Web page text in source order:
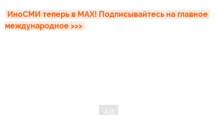
ИноСМИ теперь в MAX! Подписывайтесь на главное
международное >>>